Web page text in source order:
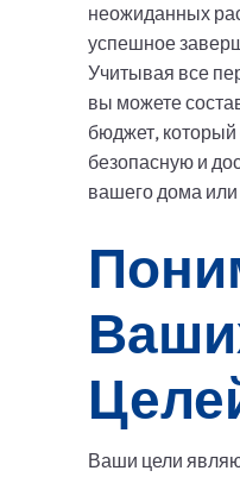
неожиданных
успешное
Учитывая все
вы можете
бюджет,
безопасную и
вашего дома или
Ваши цели